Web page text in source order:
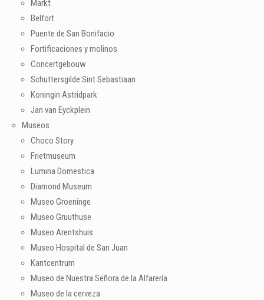
Markt
Belfort
Puente de San Bonifacio
Fortificaciones y molinos
Concertgebouw
Schuttersgilde Sint Sebastiaan
Koningin Astridpark
Jan van Eyckplein
Museos
Choco Story
Frietmuseum
Lumina Domestica
Diamond Museum
Museo Groeninge
Museo Gruuthuse
Museo Arentshuis
Museo Hospital de San Juan
Kantcentrum
Museo de Nuestra Señora de la Alfarería
Museo de la cerveza